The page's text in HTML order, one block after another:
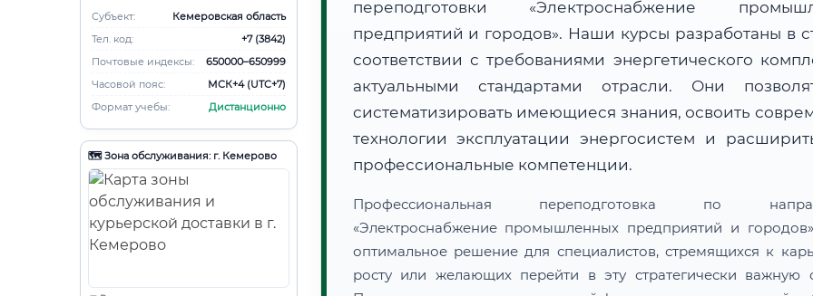
Субъект:
Кемеровская область
Тел. код:
+7 (3842)
Почтовые индексы:
650000–650999
Часовой пояс:
МСК+4 (UTC+7)
Формат учебы:
Дистанционно
🗺️ Зона обслуживания: г. Кемерово
переподготовки «Электроснабжение
предприятий и городов». Наши курсы разработаны в
соответствии с требованиями энергетического
актуальными стандартами отрасли. Они
систематизировать имеющиеся знания, освоить
технологии эксплуатации энергосистем и
профессиональные компетенции.
Профессиональная переподготовка по
«Электроснабжение промышленных предприятий и
оптимальное решение для специалистов, стремящихся к
росту или желающих перейти в эту стратегически важную